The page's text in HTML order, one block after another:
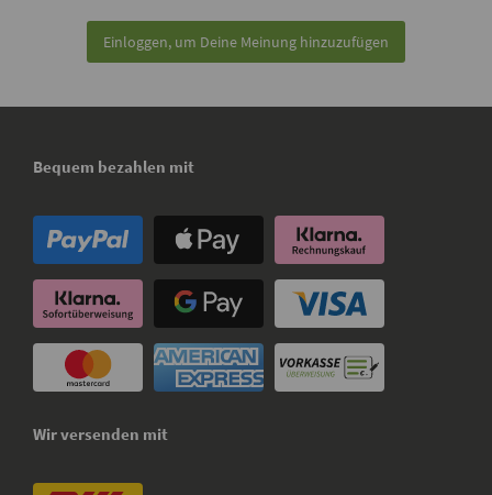
Einloggen, um Deine Meinung hinzuzufügen
Bequem bezahlen mit
Wir versenden mit